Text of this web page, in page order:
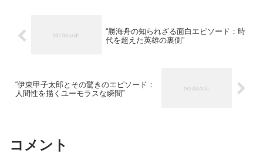
“勝海舟の知られざる面白エピソード：時
代を超えた英雄の裏側”
“伊東甲子太郎とその驚きのエピソード：
人間性を描くユーモラスな瞬間”
コメント